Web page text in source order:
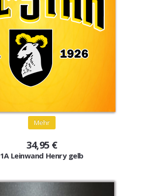
Mehr
34,95 €
1A Leinwand Henry gelb